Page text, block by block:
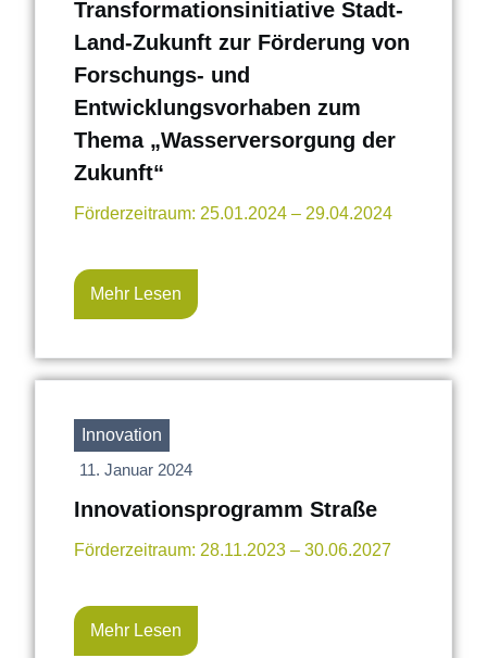
Transformationsinitiative Stadt-
Land-Zukunft zur Förderung von
Forschungs- und
Entwicklungsvorhaben zum
Thema „Wasserversorgung der
Zukunft“
Förderzeitraum: 25.01.2024 – 29.04.2024
Mehr Lesen
Innovation
11. Januar 2024
Innovationsprogramm Straße
Förderzeitraum: 28.11.2023 – 30.06.2027
Mehr Lesen